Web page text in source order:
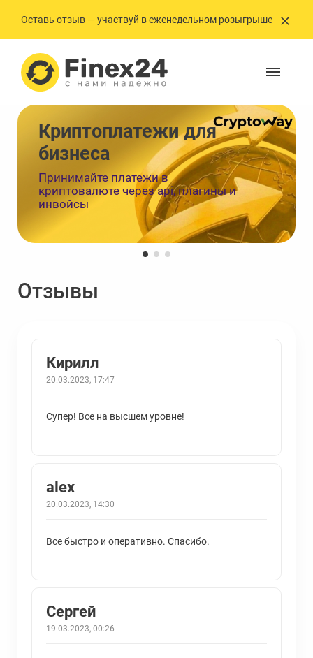
Оставь отзыв — участвуй в еженедельном розыгрыше
Криптоплатежи ㅤㅤㅤㅤㅤㅤдля
бизнеса
Принимайте платежи в
криптовалюте через api, плагины и
инвойсы
Отзывы
Кирилл
20.03.2023, 17:47
Супер! Все на высшем уровне!
alex
20.03.2023, 14:30
Все быстро и оперативно. Спасибо.
Cергей
19.03.2023, 00:26